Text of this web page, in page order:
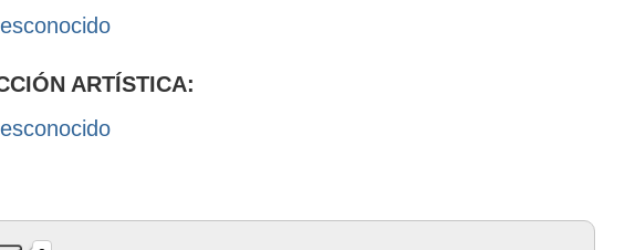
ARTÍSTICA: